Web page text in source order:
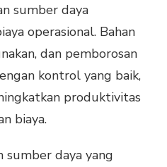
sumber daya
operasional. Bahan
dan pemborosan
kontrol yang baik,
produktivitas
biaya.
sumber daya yang